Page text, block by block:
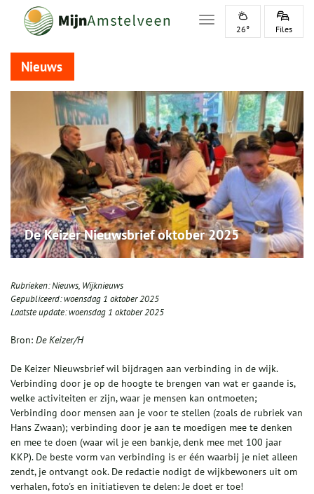
Toggle navigation
26° Files
Nieuws
De Keizer Nieuwsbrief oktober 2025
Rubrieken:Nieuws, Wijknieuws
Gepubliceerd:woensdag 1 oktober 2025
Laatste update:woensdag 1 oktober 2025
Bron: De Keizer/H
De Keizer Nieuwsbrief wil bijdragen aan verbinding in de wijk.
Verbinding door je op de hoogte te brengen van wat er gaande is,
welke activiteiten er zijn, waar je mensen kan ontmoeten;
Verbinding door mensen aan je voor te stellen (zoals de rubriek van
Hans Zwaan); verbinding door je aan te moedigen mee te denken
en mee te doen (waar wil je een bankje, denk mee met 100 jaar
KKP). De beste vorm van verbinding is er één waarbij je niet alleen
zendt, je ontvangt ook. De redactie nodigt de wijkbewoners uit om
verhalen, foto's en initiatieven te delen: Je doet er toe!